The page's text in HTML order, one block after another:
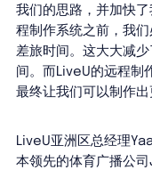
我们的思路，并加快
程制作系统之前，我
差旅时间。这大大减
间。而LiveU的远程制
最终让我们可以制作
LiveU亚洲区总经理
本领先的体育广播公司